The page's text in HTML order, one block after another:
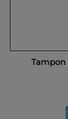
Tampon